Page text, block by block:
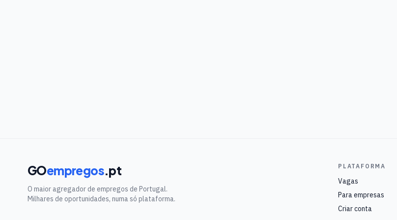
GOempregos.pt
O maior agregador de empregos de Portugal.
Milhares de oportunidades, numa só plataforma.
PLATAFORMA
Vagas
Para empresas
Criar conta